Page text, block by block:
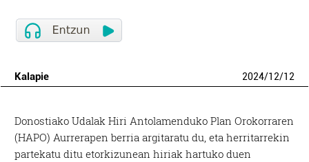
Kalapie 2024/12/12
Donostiako Udalak Hiri Antolamenduko Plan Orokorraren
(HAPO) Aurrerapen berria argitaratu du, eta herritarrekin
partekatu ditu etorkizunean hiriak hartuko duen